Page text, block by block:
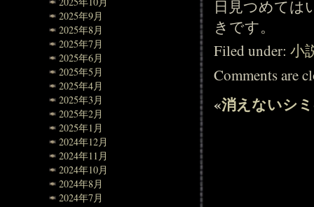
2025年9月
2025年8月
2025年7月
2025年6月
2025年5月
2025年4月
2025年3月
2025年2月
2025年1月
2024年12月
2024年11月
2024年10月
2024年8月
2024年7月
日見つめては
きです。
Filed under:小
Comments are
«消えないシ